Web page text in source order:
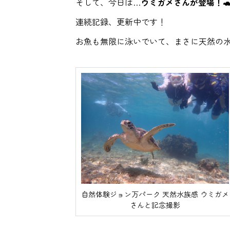
連続記録、更新中です！
お魚も無限に泳いでいて、まさに天然の
自然体験ジョン万パーク 天然水族感 ウミガメ
さんと記念撮影